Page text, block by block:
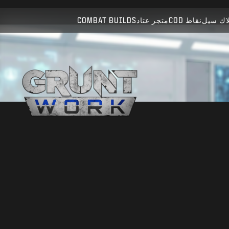
سيل نقاط COD متجر عتاد COMBAT BUILDS
إرسال
تأكيد الشراء
إلغاء
قد تقوم Activision بتحديث أو استبدال أو إزالة محتوى اللعبة